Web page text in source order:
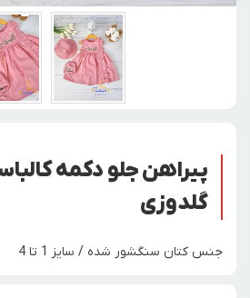
پیراهن جلو دکمه
گلدوزی
جنس کتان سنگشور شده / سایز 1 تا 4